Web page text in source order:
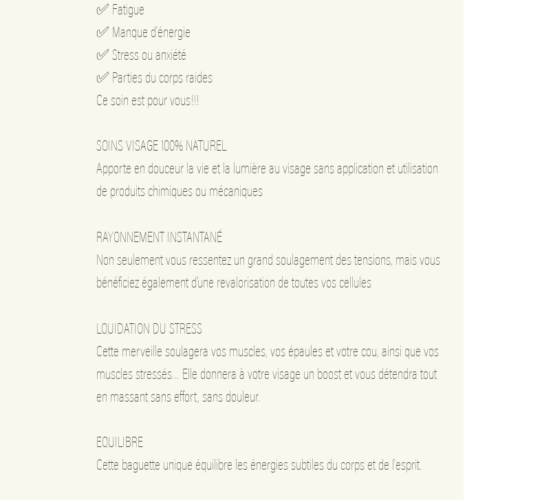
✅ Fatigue
✅ Manque d'énergie
✅ Stress ou anxiété
✅ Parties du corps raides
Ce soin est pour vous!!!
SOINS VISAGE 100% NATUREL
Apporte en douceur la vie et la lumière au visage sans application et utilisation
de produits chimiques ou mécaniques
RAYONNEMENT INSTANTANÉ
Non seulement vous ressentez un grand soulagement des tensions, mais vous
bénéficiez également d’une revalorisation de toutes vos cellules
LQUIDATION DU STRESS
Cette merveille soulagera vos muscles, vos épaules et votre cou, ainsi que vos
muscles stressés… Elle donnera à votre visage un boost et vous détendra tout
en massant sans effort, sans douleur.
EQUILIBRE
Cette baguette unique équilibre les énergies subtiles du corps et de l'esprit.